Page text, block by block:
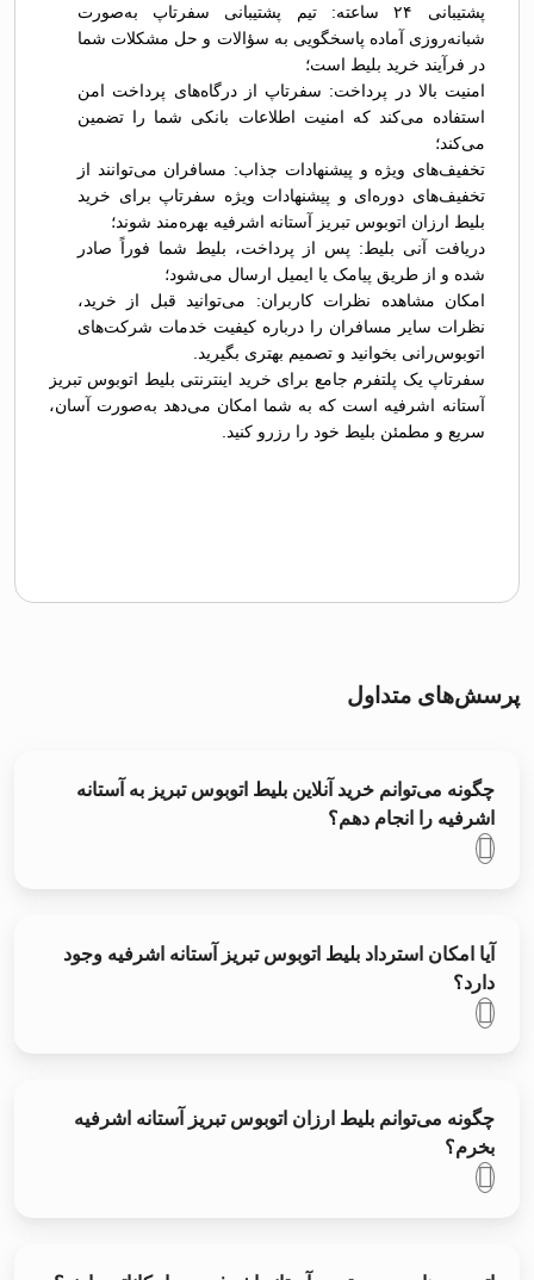
پشتیبانی ۲۴ ساعته: تیم پشتیبانی سفرتاپ به‌صورت
شبانه‌روزی آماده پاسخگویی به سؤالات و حل مشکلات شما
در فرآیند خرید بلیط است؛
امنیت بالا در پرداخت: سفرتاپ از درگاه‌های پرداخت امن
استفاده می‌کند که امنیت اطلاعات بانکی شما را تضمین
می‌کند؛
تخفیف‌های ویژه و پیشنهادات جذاب: مسافران می‌توانند از
تخفیف‌های دوره‌ای و پیشنهادات ویژه سفرتاپ برای خرید
بلیط ارزان اتوبوس تبريز آستانه اشرفیه بهره‌مند شوند؛
دریافت آنی بلیط: پس از پرداخت، بلیط شما فوراً صادر
شده و از طریق پیامک یا ایمیل ارسال می‌شود؛
امکان مشاهده نظرات کاربران: می‌توانید قبل از خرید،
نظرات سایر مسافران را درباره کیفیت خدمات شرکت‌های
اتوبوس‌رانی بخوانید و تصمیم بهتری بگیرید.
سفرتاپ یک پلتفرم جامع برای خرید اینترنتی بلیط اتوبوس تبريز
آستانه اشرفیه است که به شما امکان می‌دهد به‌صورت آسان،
سریع و مطمئن بلیط خود را رزرو کنید.
پرسش‌های متداول
چگونه می‌توانم خرید آنلاین بلیط اتوبوس تبريز به آستانه
اشرفیه را انجام دهم؟
آیا امکان استرداد بلیط اتوبوس تبريز آستانه اشرفیه وجود
دارد؟
چگونه می‌توانم بلیط ارزان اتوبوس تبريز آستانه اشرفیه
بخرم؟